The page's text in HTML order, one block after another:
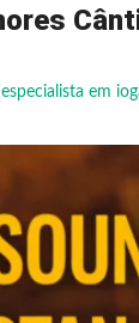
em